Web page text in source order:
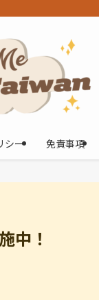
シー 免責事項
中！